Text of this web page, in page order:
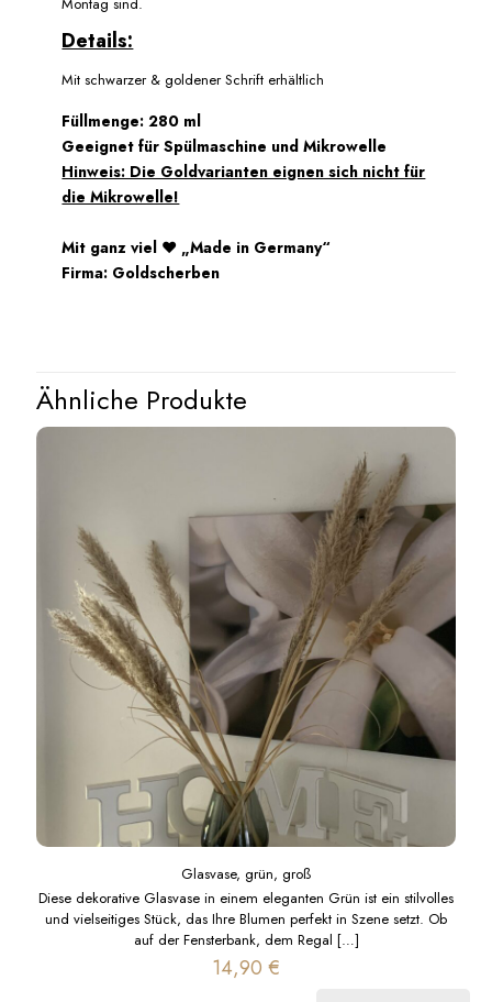
Details:
Mit schwarzer & goldener Schrift erhältlich
Füllmenge: 280 ml
Geeignet für Spülmaschine und Mikrowelle
Hinweis: Die Goldvarianten eignen sich nicht für
die Mikrowelle!
Mit ganz viel ♥ „Made in Germany“
Firma: Goldscherben
Ähnliche Produkte
Glasvase, grün, groß
Diese dekorative Glasvase in einem eleganten Grün ist ein stilvolles
und vielseitiges Stück, das Ihre Blumen perfekt in Szene setzt. Ob
auf der Fensterbank, dem Regal […]
14,90 €